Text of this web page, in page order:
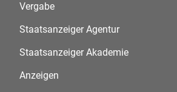
Vergabe
Staatsanzeiger Agentur
Staatsanzeiger Akademie
Anzeigen